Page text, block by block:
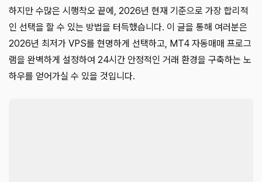
하지만 수많은 시행착오 끝에, 2026년 현재 기준으로 가장 합리적
인 선택을 할 수 있는 방법을 터득했습니다. 이 글을 통해 여러분은
2026년 최저가 VPS를 현명하게 선택하고, MT4 자동매매 프로그
램을 완벽하게 설정하여 24시간 안정적인 거래 환경을 구축하는 노
하우를 얻어가실 수 있을 것입니다.